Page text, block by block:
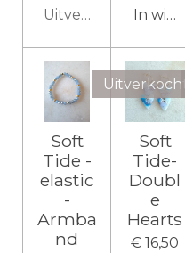
Uitverkocht In
Soft
Tide -
elastic
-
Armba
nd
Uitverkocht
Soft
Tide-
Doubl
e
Hearts
€ 16,50